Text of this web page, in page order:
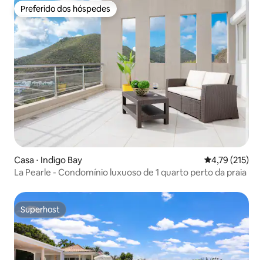
Preferido dos hóspedes
Preferido dos hóspedes
Casa ⋅ Indigo Bay 4,79 de uma
4,79 (215)
La Pearle - Condomínio luxuoso de 1 quarto perto da praia
Superhost
Superhost